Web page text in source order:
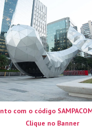
com o código
Clique no Banner